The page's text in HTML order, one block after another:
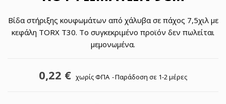
Βίδα στήριξης κουφωμάτων από χάλυβα σε πάχος 7,5χιλ με
κεφάλη TORX T30. Το συγκεκριμένο προϊόν δεν πωλείται
μεμονωμένα.
0,22 € χωρίς ΦΠΑ Παράδοση σε 1-2 μέρες